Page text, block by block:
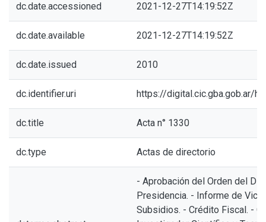
dc.date.accessioned 2021-12-27T14:19:52Z
dc.date.available 2021-12-27T14:19:52Z
dc.date.issued 2010
dc.identifier.uri https://digital.cic.gba.gob.ar/
dc.title Acta n° 1330
dc.type Actas de directorio
- Aprobación del Orden del
Presidencia. - Informe de
Subsidios. - Crédito Fiscal. -